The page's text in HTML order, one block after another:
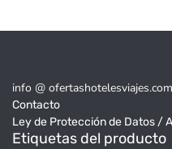
info @ ofertashotelesviajes.com
Contacto
Ley de Protección de Datos /
Etiquetas del producto